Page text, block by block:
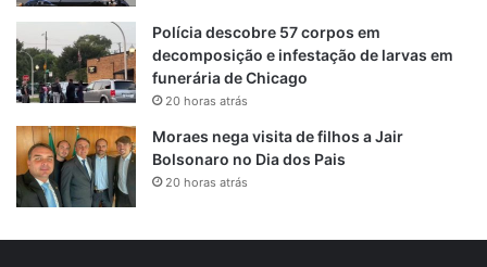
Polícia descobre 57 corpos em
decomposição e infestação de larvas em
funerária de Chicago
20 horas atrás
Moraes nega visita de filhos a Jair
Bolsonaro no Dia dos Pais
20 horas atrás